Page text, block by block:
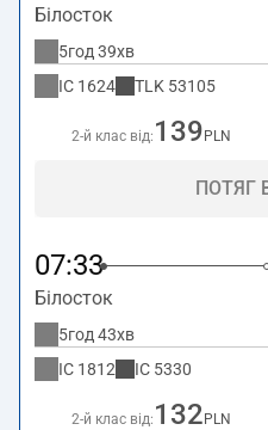
Білосток
5год 39хв
IC 1624 TLK 53105
2-й клас від: 139 PLN
ПОТЯГ
07:33
Білосток
5год 43хв
IC 1812 IC 5330
2-й клас від: 132 PLN